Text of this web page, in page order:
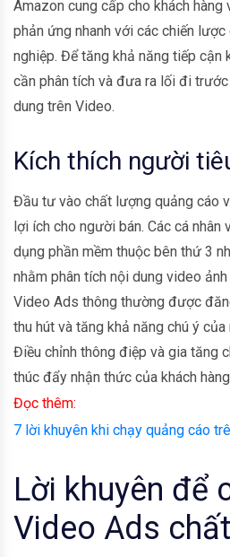
Amazon cung cấp cho khách hàng
phản ứng nhanh với các chiến
nghiệp. Để tăng khả năng tiếp cận
cần phân tích và đưa ra lối đi
dung trên Video.
Kích thích người
Đầu tư vào chất lượng quảng cáo
lợi ích cho người bán. Các cá nhân
dụng phần mềm thuộc bên thứ 3
nhằm phân tích nội dung video
Video Ads thông thường được
thu hút và tăng khả năng chú ý
Điều chỉnh thông điệp và gia tăng
thúc đẩy nhận thức của khách
Đọc thêm:
7 lời khuyên khi chạy quảng cáo
Lời khuyên để
Video Ads